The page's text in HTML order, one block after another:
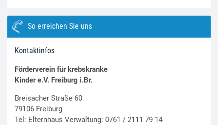
So erreichen Sie uns
Kontaktinfos
Förderverein für krebskranke
Kinder e.V. Freiburg i.Br.
Breisacher Straße 60
79106 Freiburg
Tel: Elternhaus Verwaltung: 0761 / 2111 79 14